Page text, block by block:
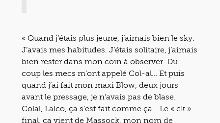
« Quand j’étais plus jeune, j’aimais bien le sky.
J’avais mes habitudes. J’étais solitaire, j’aimais
bien rester dans mon coin à observer. Du
coup les mecs m’ont appelé Col-al… Et puis
quand j’ai fait mon maxi Blow, deux jours
avant le pressage, je n’avais pas de blase.
Colal, Lalco, ça s’est fait comme ça… Le « ck »
final, ça vient de Massock, mon nom de